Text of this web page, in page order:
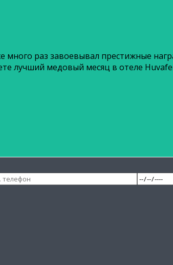
раз завоевывал престижные
лучший медовый месяц в отеле